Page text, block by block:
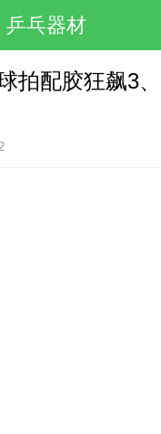
乒乓器材
拍配胶狂飙3